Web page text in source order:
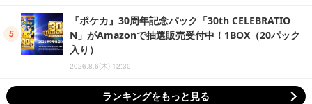
『ポケカ』30周年記念パック「30th CELEBRATIO
N」がAmazonで抽選販売受付中！1BOX（20パック
入り）
2026.8.6(木) 12:30
ランキングをもっと見る